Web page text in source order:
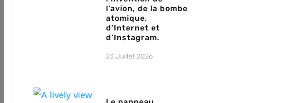
l’avion, de la bombe
atomique,
d’Internet et
d’Instagram.
23 Juillet 2026